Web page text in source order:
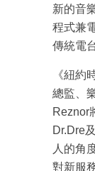
新的音
程式兼
傳統電台
《紐約
總監、
Reznor
Dr.Dre
人的角
對新服